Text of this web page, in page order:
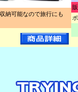
納可能なので旅行にも